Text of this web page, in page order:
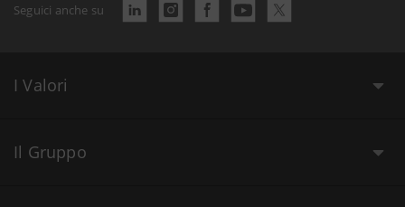
Seguici anche su
I Valori
Il Gruppo